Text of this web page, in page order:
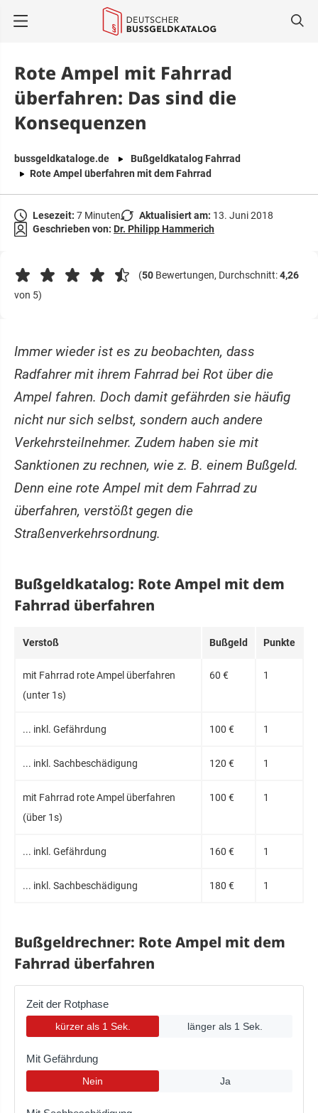
Rote Ampel mit Fahrrad
überfahren: Das sind die
Konsequenzen
bussgeldkataloge.de
Bußgeldkatalog Fahrrad
Rote Ampel überfahren mit dem Fahrrad
Lesezeit: 7 Minuten Aktualisiert am: 13. Juni 2018
Geschrieben von: Dr. Philipp Hammerich
(50 Bewertungen, Durchschnitt:4,26
von 5)
Immer wieder ist es zu beobachten, dass
Radfahrer mit ihrem Fahrrad bei Rot über die
Ampel fahren. Doch damit gefährden sie häufig
nicht nur sich selbst, sondern auch andere
Verkehrsteilnehmer. Zudem haben sie mit
Sanktionen zu rechnen, wie z. B. einem Bußgeld.
Denn eine rote Ampel mit dem Fahrrad zu
überfahren, verstößt gegen die
Straßenverkehrsordnung.
Bußgeldkatalog: Rote Ampel mit dem
Fahrrad überfahren
Verstoß Bußgeld Punkte
mit Fahrrad rote Ampel überfahren
(unter 1s)
60 € 1
... inkl. Gefährdung 100 € 1
... inkl. Sachbeschädigung 120 € 1
mit Fahrrad rote Ampel überfahren
(über 1s)
100 € 1
... inkl. Gefährdung 160 € 1
... inkl. Sachbeschädigung 180 € 1
Bußgeldrechner: Rote Ampel mit dem
Fahrrad überfahren